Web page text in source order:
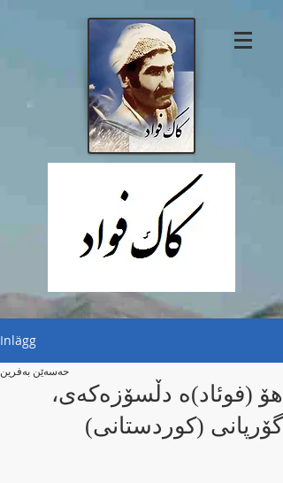
Inlägg
هۆ (فوئاد)ە دڵسۆزەکەی،
گۆرپانی (کوردستانی)
حەسەێن بەفرین